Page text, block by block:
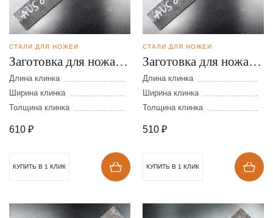
СТАЛИ ДЛЯ НОЖЕЙ
Заготовка для ножа из
стали AUS-8 размеры:
200х40х4 мм
Длина клинка
Ширина клинка
Толщина клинка
610 ₽
КУПИТЬ В 1 КЛИК
СТАЛИ ДЛЯ НОЖЕЙ
Заготовка для ножа из
стали AUS-8 размеры:
200х40х3 мм
Длина клинка
Ширина клинка
Толщина клинка
510 ₽
КУПИТЬ В 1 КЛИК